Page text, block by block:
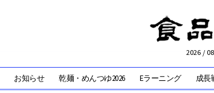
2026 /
お知らせ 乾麺・めんつゆ2026 Eラーニング 成長